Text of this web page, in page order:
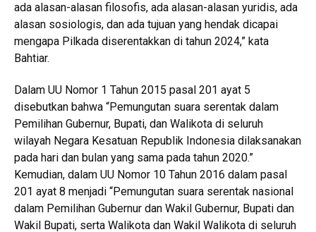
ada alasan-alasan filosofis, ada alasan-alasan yuridis, ada
alasan sosiologis, dan ada tujuan yang hendak dicapai
mengapa Pilkada diserentakkan di tahun 2024,” kata
Bahtiar.
Dalam UU Nomor 1 Tahun 2015 pasal 201 ayat 5
disebutkan bahwa “Pemungutan suara serentak dalam
Pemilihan Gubernur, Bupati, dan Walikota di seluruh
wilayah Negara Kesatuan Republik Indonesia dilaksanakan
pada hari dan bulan yang sama pada tahun 2020.”
Kemudian, dalam UU Nomor 10 Tahun 2016 dalam pasal
201 ayat 8 menjadi “Pemungutan suara serentak nasional
dalam Pemilihan Gubernur dan Wakil Gubernur, Bupati dan
Wakil Bupati, serta Walikota dan Wakil Walikota di seluruh